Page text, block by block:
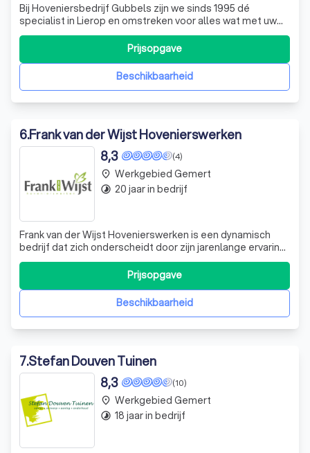
Bij Hoveniersbedrijf Gubbels zijn we sinds 1995 dé
specialist in Lierop en omstreken voor alles wat met uw
tuin te maken heeft. Of het nu gaat om het ontwerpen,
aanleggen of onderhouden van uw groene oase, wij staan
voor u klaar. Samen brengen we uw wensen in kaart en
creëren we een uniek tuinontwer
Beschikbaarheid
Prijsopgave
6.Frank van der Wijst Hovenierswerken
(4)
8,3
Frank van der Wijst Hovenierswerken is een dynamisch
bedrijf dat zich onderscheidt door zijn jarenlange ervaring
in het ontwerpen, aanleggen en onderhouden van diverse
groenprojecten. Hoewel we een jong bedrijf zijn, hebben
we een schat aan ervaring opgedaan in de loop van negen
jaar bij een gerenom
Beschikbaarheid
Prijsopgave
place Werkgebied Gemert
timelapse 20 jaar in bedrijf
7.Stefan Douven Tuinen
(10)
8,3
place Werkgebied Gemert
timelapse 18 jaar in bedrijf